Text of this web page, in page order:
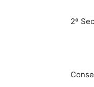
2º